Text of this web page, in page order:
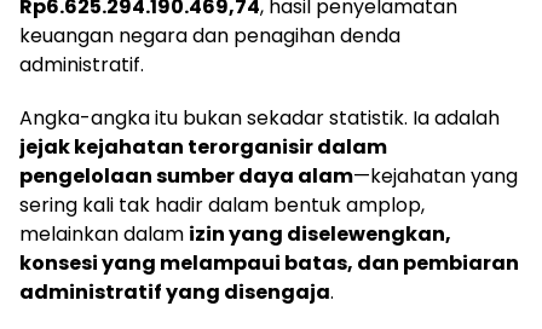
Rp6.625.294.190.469,74, hasil penyelamatan
keuangan negara dan penagihan denda
administratif.
Angka-angka itu bukan sekadar statistik. Ia adalah
jejak kejahatan terorganisir dalam
pengelolaan sumber daya alam—kejahatan yang
sering kali tak hadir dalam bentuk amplop,
melainkan dalam izin yang diselewengkan,
konsesi yang melampaui batas, dan pembiaran
administratif yang disengaja.